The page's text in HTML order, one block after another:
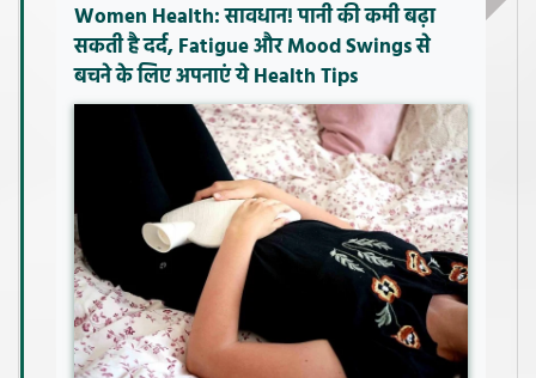
Women Health: सावधान! पानी की कमी बढ़ा
सकती है दर्द, Fatigue और Mood Swings से
बचने के लिए अपनाएं ये Health Tips